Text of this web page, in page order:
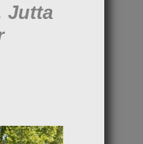
Jutta